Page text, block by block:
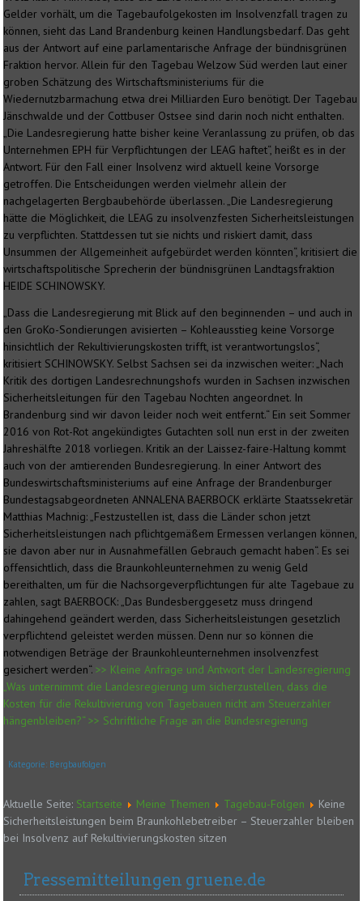
Gelder vorhält, um die Tagebaufolgekosten im Insolvenzfall tragen zu
können, sieht das Land Brandenburg keinen Handlungsbedarf. Das geht
aus der Antwort auf eine parlamentarische Anfrage der bündnisgrünen
Fraktion hervor. Allein für den Tagebau Welzow Süd werden laut einer
groben Schätzung des Wirtschaftsministeriums für die
Wiedernutzbarmachung etwa drei Milliarden Euro benötigt. Der Tagebau
Jänschwalde und der Cottbuser Ostsee sind darin noch nicht enthalten.
„Die Landesregierung hatte bisher keine Veranlassung zu prüfen, ob das
Unternehmen EPH für Verpflichtungen der LEAG haftet“, heißt es in der
Antwort. Für den Fall einer Insolvenz wird aktuell keine Vorsorge
getroffen. Die Entscheidungen werden vielmehr allein der
nachgelagerten Bergbaubehörde überlassen. „Die Landesregierung
hätte die Möglichkeit, die LEAG zu insolvenzfesten Sicherheitsleistungen
zu verpflichten. Stattdessen tut sie nichts und riskiert damit, dass
Unsummen der Allgemeinheit aufgebürdet werden könnten“, kritisiert die
wirtschaftspolitische Sprecherin der bündnisgrünen Landtagsfraktion
HEIDE SCHINOWSKY.
„Dass die Landesregierung mit Blick auf den beginnenden – und auch in
den GroKo-Sondierungen avisierten – Kohleausstieg keine Vorsorge
hinsichtlich der Rekultivierungskosten trifft, ist verantwortungslos“,
kritisiert SCHINOWSKY. Selbst Sachsen sei da inzwischen weiter: „Nach
Kritik des dortigen Landesrechnungshofs wurden in Sachsen inzwischen
Sicherheitsleitungen für den Tagebau Nochten angeordnet. In
Brandenburg sind wir davon leider noch weit entfernt.“ Ein seit Sommer
2016 von Rot-Rot angekündigtes Gutachten soll nun erst in der zweiten
Jahreshälfte 2018 vorliegen. Kritik an der Laissez-faire-Haltung kommt
auch von der amtierenden Bundesregierung. In einer Antwort des
Bundeswirtschaftsministeriums auf eine Anfrage der Brandenburger
Bundestagsabgeordneten ANNALENA BAERBOCK erklärte Staatssekretär
Matthias Machnig: „Festzustellen ist, dass die Länder schon jetzt
Sicherheitsleistungen nach pflichtgemäßem Ermessen verlangen können,
sie davon aber nur in Ausnahmefällen Gebrauch gemacht haben“. Es sei
offensichtlich, dass die Braunkohleunternehmen zu wenig Geld
bereithalten, um für die Nachsorgeverpflichtungen für alte Tagebaue zu
zahlen, sagt BAERBOCK: „Das Bundesberggesetz muss dringend
dahingehend geändert werden, dass Sicherheitsleistungen gesetzlich
verpflichtend geleistet werden müssen. Denn nur so können die
notwendigen Beträge der Braunkohleunternehmen insolvenzfest
gesichert werden“.>> Kleine Anfrage und Antwort der Landesregierung
„Was unternimmt die Landesregierung um sicherzustellen, dass die
Kosten für die Rekultivierung von Tagebauen nicht am Steuerzahler
hängenbleiben?“ >> Schriftliche Frage an die Bundesregierung
Kategorie: Bergbaufolgen
Aktuelle Seite: Startseite Meine Themen Tagebau-Folgen
Keine
Sicherheitsleistungen beim Braunkohlebetreiber – Steuerzahler bleiben
bei Insolvenz auf Rekultivierungskosten sitzen
Pressemitteilungen gruene.de